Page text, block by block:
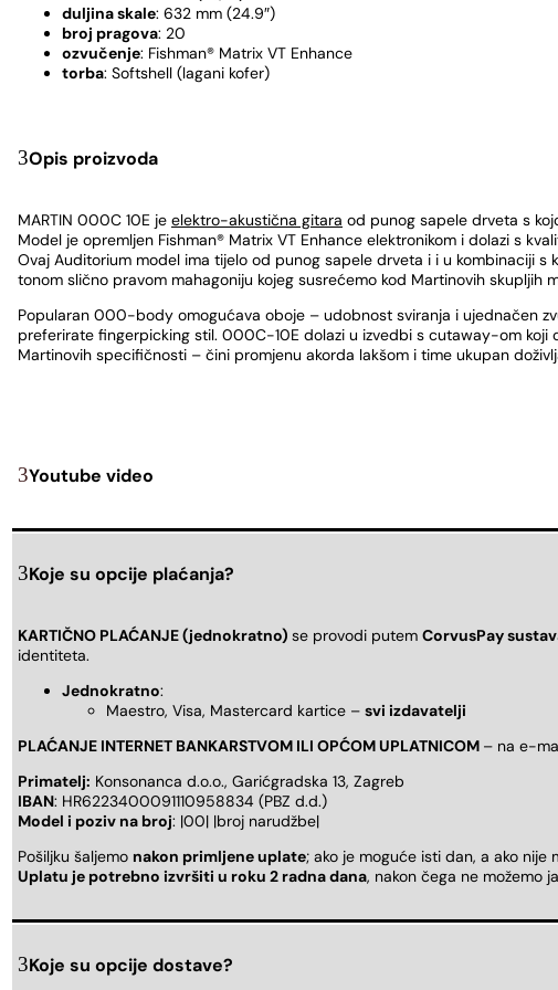
duljina skale: 632 mm (24.9″)
broj pragova: 20
ozvučenje: Fishman® Matrix VT Enhance
torba: Softshell (lagani kofer)
Opis proizvoda
MARTIN 000C 10E je elektro-akustična gitara od punog sapele drveta s
Model je opremljen Fishman® Matrix VT Enhance elektronikom i dolazi s
Ovaj Auditorium model ima tijelo od punog sapele drveta i i u kombinaciji
tonom slično pravom mahagoniju kojeg susrećemo kod Martinovih skupljih
Popularan 000-body omogućava oboje – udobnost sviranja i ujednačen
preferirate fingerpicking stil. 000C-10E dolazi u izvedbi s cutaway-om koji
Martinovih specifičnosti – čini promjenu akorda lakšom i time ukupan
Youtube video
Koje su opcije plaćanja?
KARTIČNO PLAĆANJE (jednokratno) se provodi putem CorvusPay
identiteta.
Jednokratno:
Maestro, Visa, Mastercard kartice – svi izdavatelji
PLAĆANJE INTERNET BANKARSTVOM ILI OPĆOM UPLATNICOM – na e-
Primatelj: Konsonanca d.o.o., Garićgradska 13, Zagreb
IBAN: HR6223400091110958834 (PBZ d.d.)
Model i poziv na broj: |00| |broj narudžbe|
Pošiljku šaljemo nakon primljene uplate; ako je moguće isti dan, a ako
Uplatu je potrebno izvršiti u roku 2 radna dana, nakon čega ne možemo
Koje su opcije dostave?